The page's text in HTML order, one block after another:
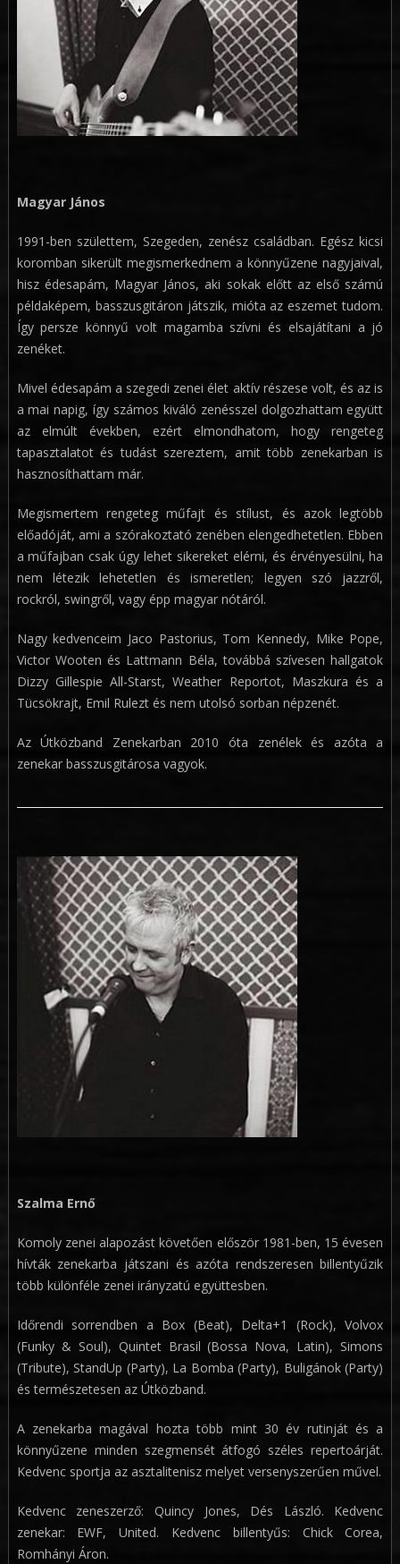
Magyar János
1991-ben születtem, Szegeden, zenész családban. Egész kicsi
koromban sikerült megismerkednem a könnyűzene nagyjaival,
hisz édesapám, Magyar János, aki sokak előtt az első számú
példaképem, basszusgitáron játszik, mióta az eszemet tudom.
Így persze könnyű volt magamba szívni és elsajátítani a jó
zenéket.
Mivel édesapám a szegedi zenei élet aktív részese volt, és az is
a mai napig, így számos kiváló zenésszel dolgozhattam együtt
az elmúlt években, ezért elmondhatom, hogy rengeteg
tapasztalatot és tudást szereztem, amit több zenekarban is
hasznosíthattam már.
Megismertem rengeteg műfajt és stílust, és azok legtöbb
előadóját, ami a szórakoztató zenében elengedhetetlen. Ebben
a műfajban csak úgy lehet sikereket elérni, és érvényesülni, ha
nem létezik lehetetlen és ismeretlen; legyen szó jazzről,
rockról, swingről, vagy épp magyar nótáról.
Nagy kedvenceim Jaco Pastorius, Tom Kennedy, Mike Pope,
Victor Wooten és Lattmann Béla, továbbá szívesen hallgatok
Dizzy Gillespie All-Starst, Weather Reportot, Maszkura és a
Tücsökrajt, Emil Rulezt és nem utolsó sorban népzenét.
Az Útközband Zenekarban 2010 óta zenélek és azóta a
zenekar basszusgitárosa vagyok.
Szalma Ernő
Komoly zenei alapozást követően először 1981-ben, 15 évesen
hívták zenekarba játszani és azóta rendszeresen billentyűzik
több különféle zenei irányzatú együttesben.
Időrendi sorrendben a Box (Beat), Delta+1 (Rock), Volvox
(Funky & Soul), Quintet Brasil (Bossa Nova, Latin), Simons
(Tribute), StandUp (Party), La Bomba (Party), Buligánok (Party)
és természetesen az Útközband.
A zenekarba magával hozta több mint 30 év rutinját és a
könnyűzene minden szegmensét átfogó széles repertoárját.
Kedvenc sportja az asztalitenisz melyet versenyszerűen művel.
Kedvenc zeneszerző: Quincy Jones, Dés László. Kedvenc
zenekar: EWF, United. Kedvenc billentyűs: Chick Corea,
Romhányi Áron.